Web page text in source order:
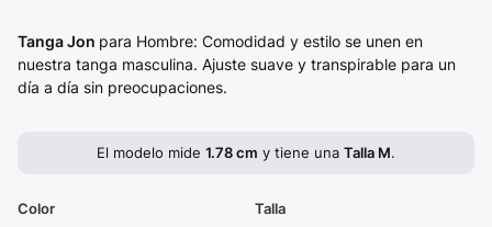
Tanga Jon para Hombre: Comodidad y estilo se unen en
nuestra tanga masculina. Ajuste suave y transpirable para un
día a día sin preocupaciones.
El modelo mide 1.78 cm y tiene una Talla M.
Color Talla